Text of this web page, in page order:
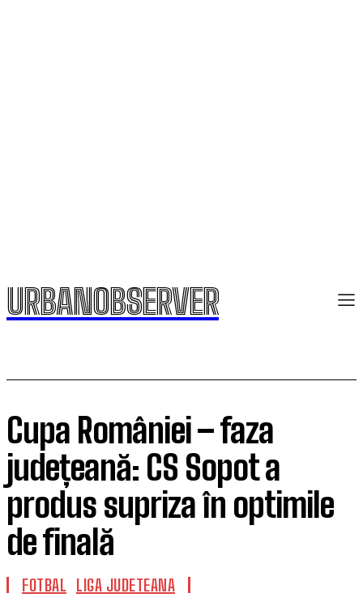
URBANOBSERVER
Cupa României – faza
județeană: CS Sopot a
produs supriza în optimile
de finală
FOTBAL LIGA JUDETEANA